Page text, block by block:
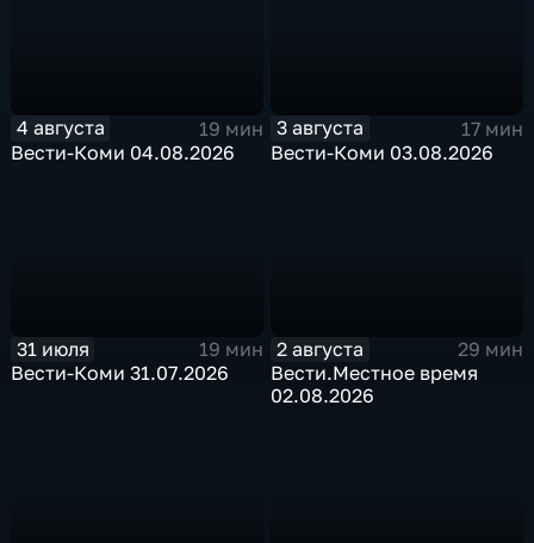
4 августа
19 мин
Вести-Коми 04.08.2026
3 августа
17 мин
Вести-Коми 03.08.2026
31 июля
19 мин
Вести-Коми 31.07.2026
2 августа
29 мин
Вести.Местное время
02.08.2026